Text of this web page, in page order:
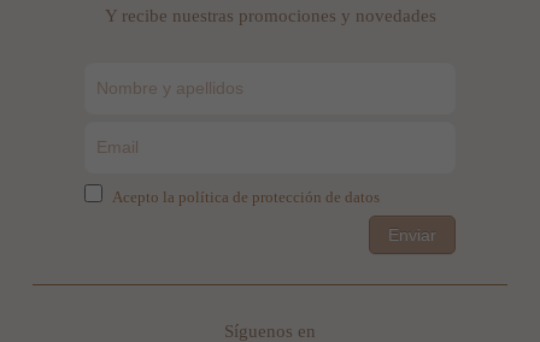
Y recibe nuestras promociones y novedades
Acepto la política de protección de datos
Enviar
Síguenos en